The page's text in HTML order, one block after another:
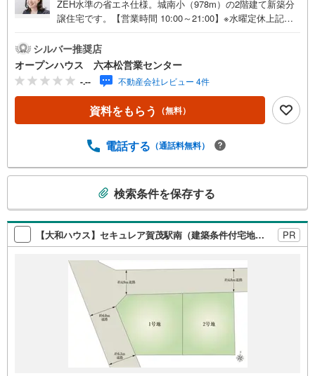
ZEH水準の省エネ仕様。城南小（978m）の2階建て新築分
譲住宅です。【営業時間 10:00～21:00】※水曜定休上記時
ご連絡ください！現地を見学される場合は「室内・現地を
見学する（無料）」ボタンよりご希望の日時をご記入いた
だけますとスムーズにご案内が可能です。◎現地のご案内
について・平日や夜遅い時間帯もご案内が可能 ※定休日を
除く・経験豊富なスタッフが物件詳細を丁寧にご説明いた
します。・車でご自宅や最寄り駅等、ご指定の場所まで送
別FP相談会 無料物件のご紹介だけでなく住宅ローン・資
も大歓迎です！年間8000棟以上の限定物件を発表している
オープンハウスだから出会える物件が多数ございます。ぜ
ひお気軽にご連絡・ご相談ください！※限定物件:当社の
み、もしくは当社を含めた数社でのみご紹介可能なオープ
ンハウス・ディベロップメントの物件
シルバー推奨店
オープンハウス 六本松営業センター
-.-- 不動産会社レビュー 4件
資料をもらう （無料）
電話する （通話料無料）
検
索
条
検索条件を保存する
【大和ハウス】セキュレア賀茂駅南（建築条件付宅地分譲） PR